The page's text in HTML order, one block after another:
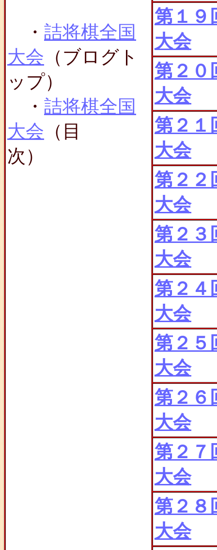
・ 詰将棋全国
大会 （ブログト
ップ）
・ 詰将棋全国
大会 （目
次）
第１９
大会
第２０
大会
第２１
大会
第２２
大会
第２３
大会
第２４
大会
第２５
大会
第２６
大会
第２７
大会
第２８
大会